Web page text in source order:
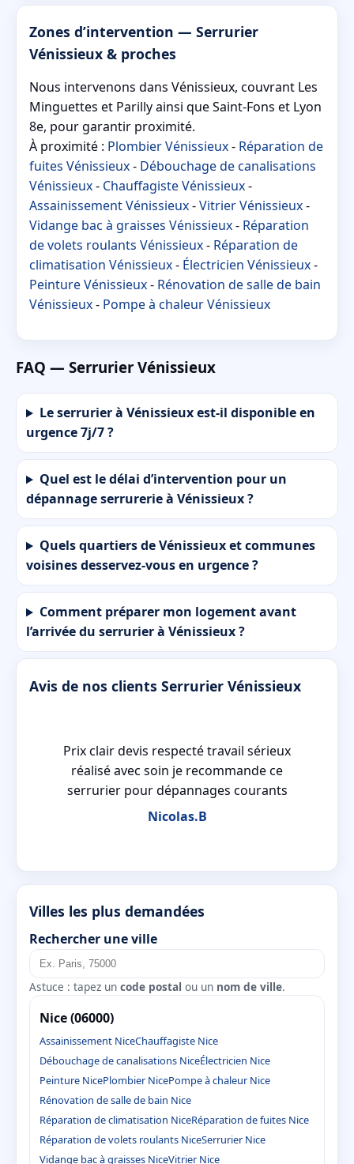
Zones d’intervention — Serrurier
Vénissieux & proches
Nous intervenons dans Vénissieux, couvrant Les
Minguettes et Parilly ainsi que Saint-Fons et Lyon
8e, pour garantir proximité.
À proximité : Plombier Vénissieux- Réparation de
fuites Vénissieux- Débouchage de canalisations
Vénissieux- Chauffagiste Vénissieux-
Assainissement Vénissieux-Vitrier Vénissieux-
Vidange bac à graisses Vénissieux- Réparation
de volets roulants Vénissieux- Réparation de
climatisation Vénissieux- Électricien Vénissieux-
Peinture Vénissieux- Rénovation de salle de bain
Vénissieux- Pompe à chaleur Vénissieux
FAQ — Serrurier Vénissieux
Le serrurier à Vénissieux est-il disponible en
urgence 7j/7 ?
Quel est le délai d’intervention pour un
dépannage serrurerie à Vénissieux ?
Quels quartiers de Vénissieux et communes
voisines desservez-vous en urgence ?
Comment préparer mon logement avant
l’arrivée du serrurier à Vénissieux ?
Avis de nos clients Serrurier Vénissieux
Prix clair devis respecté travail sérieux
réalisé avec soin je recommande ce
serrurier pour dépannages courants
Nicolas.B
Villes les plus demandées
Rechercher une ville
Astuce : tapez un code postal ou un nom de ville.
Nice (06000)
Assainissement NiceChauffagiste Nice
Débouchage de canalisations NiceÉlectricien Nice
Peinture NicePlombier NicePompe à chaleur Nice
Rénovation de salle de bain Nice
Réparation de climatisation NiceRéparation de fuites Nice
Réparation de volets roulants NiceSerrurier Nice
Vidange bac à graisses NiceVitrier Nice